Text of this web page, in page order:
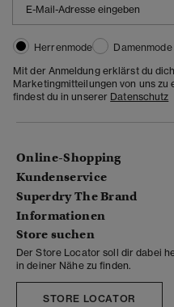
Herrenmode
Damenmode
Mit der Anmeldung erklärst du
Marketingmitteilungen von uns zu
findest du in unserer Datenschutz
Online-Shopping
Kundenservice
Superdry The Brand
Informationen
Store suchen
Der Store Locator soll dir dabei
in deiner Nähe zu finden.
STORE LOCATOR